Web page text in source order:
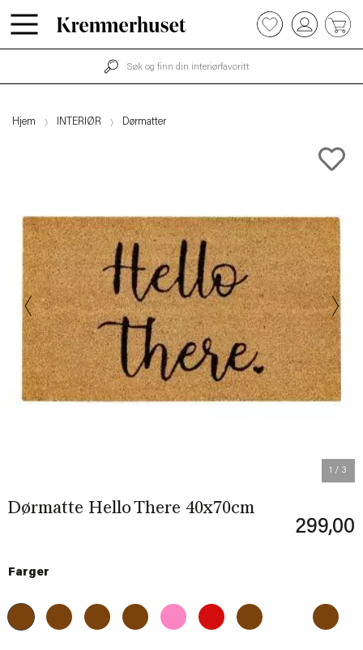
Hopp
til
0
Hjem INTERIØR Dørmatter
1 / 3
Previous Next
Dørmatte Hello There 40x70cm
299,00
Farger